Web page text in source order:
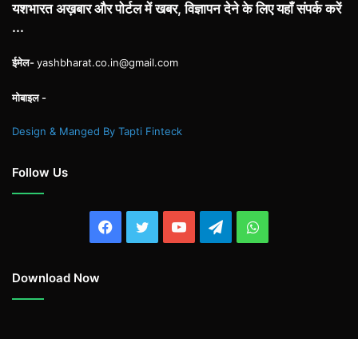
यशभारत अख़बार और पोर्टल में खबर, विज्ञापन देने के लिए यहाँ संपर्क करें
...
ईमेल-yashbharat.co.in@gmail.com
मोबाइल -
Design & Manged By Tapti Finteck
Follow Us
Facebook
TwitterYouTubeTelegramWhatsApp
Download Now